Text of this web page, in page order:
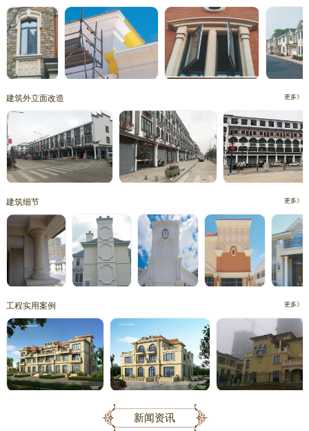
建筑外立面改造 更多》
建筑细节 更多》
工程实用案例 更多》
新闻资讯